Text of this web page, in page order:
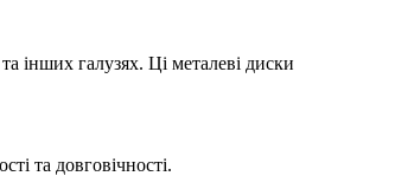
інших галузях. Ці металеві диски
та довговічності.